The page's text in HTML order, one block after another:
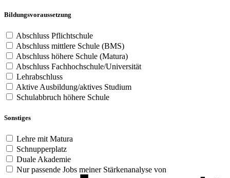
Bildungsvoraussetzung
Abschluss Pflichtschule
Abschluss mittlere Schule (BMS)
Abschluss höhere Schule (Matura)
Abschluss Fachhochschule/Universität
Lehrabschluss
Aktive Ausbildung/aktives Studium
Schulabbruch höhere Schule
Sonstiges
Lehre mit Matura
Schnupperplatz
Duale Akademie
Nur passende Jobs meiner Stärkenanalyse von